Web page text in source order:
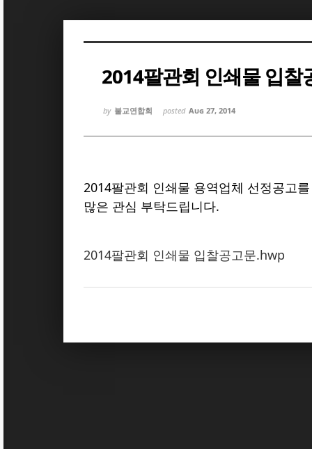
2014팔관회 인쇄물 입찰
by 불교연합회 posted Aug 27, 2014
2014팔관회 인쇄물 용역업체 선정공고
많은 관심 부탁드립니다.
2014팔관회 인쇄물 입찰공고문.hwp
Sketchbook5, 스케치북5
Sketchbook5, 스케치북5
Sketchbook5, 스케치북5
Sketchbook5, 스케치북5